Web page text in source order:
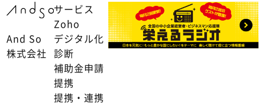
And So
株式会社
サービス
Zoho
デジタル化
診断
補助金申請
提携
提携・連携